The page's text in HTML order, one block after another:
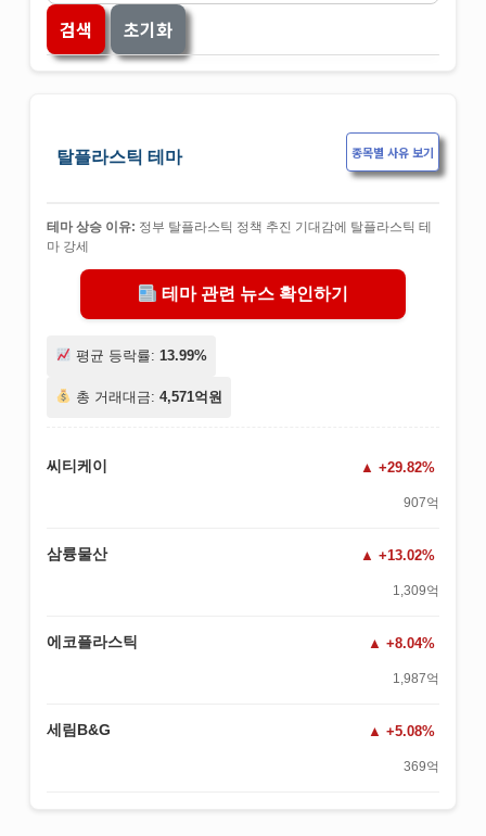
검색 초기화
탈플라스틱 테마 종목별 사유 보기
테마 상승 이유: 정부 탈플라스틱 정책 추진 기대감에 탈플라스틱 테
마 강세
테마 관련 뉴스 확인하기
평균 등락률: 13.99%
총 거래대금: 4,571억원
씨티케이 +29.82%
907억
삼륭물산 +13.02%
1,309억
에코플라스틱 +8.04%
1,987억
세림B&G +5.08%
369억